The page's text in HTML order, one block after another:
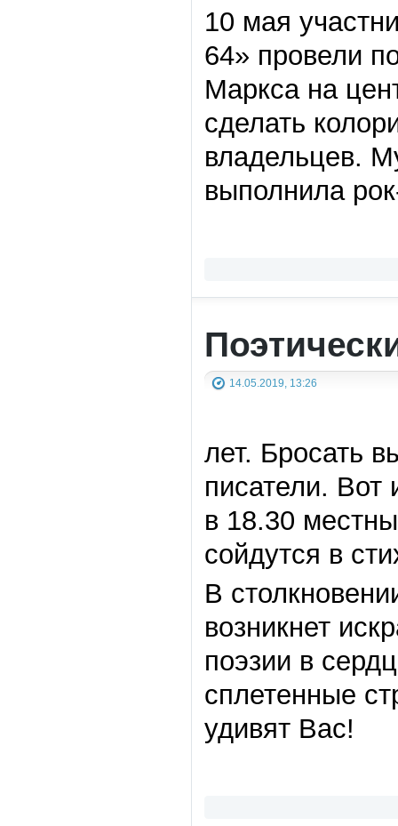
10 мая
64» провели
Маркса на
сделать
владельцев.
выполнила
14.05.2019, 13:26
лет. Бросать
писатели. Вот
в 18.30
сойдутся в
В
возникнет
поэзии в
сплетенные
удивят Вас!